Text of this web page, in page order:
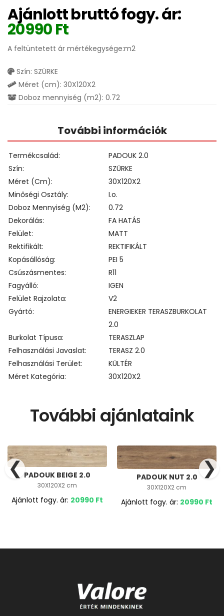
Ajánlott bruttó fogy. ár:
20990Ft
A feltüntetett ár mértékegysége:m2
Szín: SZÜRKE
Méret (cm): 30X120X2
Doboz mennyiség (m2): 0.72
További információk
Termékcsalád
PADOUK 2.0
Szín
SZÜRKE
Méret (cm)
30X120X2
Minőségi Osztály
I.o.
Doboz Mennyiség (m2)
0.72
Dekorálás
FA HATÁS
Felület
MATT
Rektifikált
REKTIFIKÁLT
Kopásállóság
PEI 5
Csúszásmentes
R11
Fagyálló
IGEN
Felület Rajzolata
V2
Gyártó
ENERGIEKER TERASZBURKOLAT
2.0
Burkolat Típusa
TERASZLAP
Felhasználási Javaslat
TERASZ 2.0
Felhasználási Terület
KÜLTÉR
Méret Kategória
30X120X2
További ajánlataink
PADOUK BEIGE 2.0
30X120X2 cm
Ajánlott fogy. ár: 20990 Ft
PADOUK NUT 2.0
30X120X2 cm
Ajánlott fogy. ár: 20990 Ft
❮ ❯